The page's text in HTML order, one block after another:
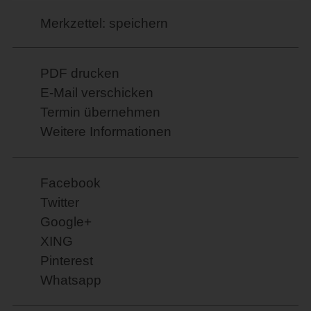
Merkzettel: speichern
PDF drucken
E-Mail verschicken
Termin übernehmen
Weitere Informationen
Facebook
Twitter
Google+
XING
Pinterest
Whatsapp